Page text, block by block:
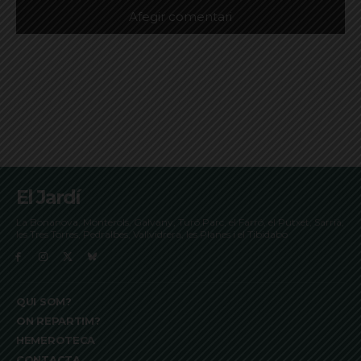
El Jardí
La Bonanova, Monterols, Galvany, Turó Parc, el Farró, el Putxet, Sarrià,
les Tres Torres, Pedralbes, Vallvidrera, les Planes i el Tibidabo
QUI SOM?
ON REPARTIM?
HEMEROTECA